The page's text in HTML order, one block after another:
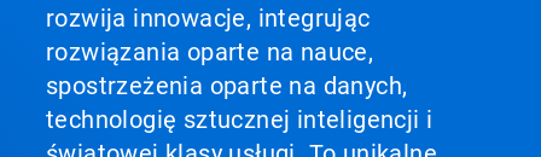
rozwija innowacje, integrując
rozwiązania oparte na nauce,
spostrzeżenia oparte na danych,
technologię sztucznej inteligencji i